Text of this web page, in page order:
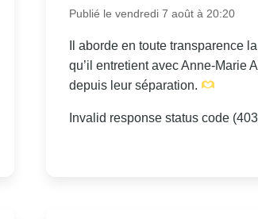
Publié le vendredi 7 août à 20:20
Il aborde en toute transparence
qu’il entretient avec Anne-Marie
depuis leur séparation.
Invalid response status code